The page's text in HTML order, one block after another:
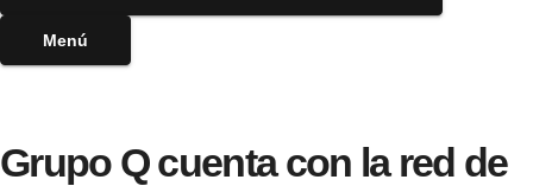
Menú
Grupo Q cuenta con la red de